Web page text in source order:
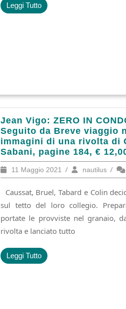
Leggi TuttoLeggi
Tutto
Jean Vigo: ZERO IN
Seguito da Breve viaggio
immagini di una rivolta di
Sabani, pagine 184, €
Jean
Vigo:
ZERO
IN
CONDOTTA.
Seguito
Breve
viaggio
nelle
immagini
di
una
rivolta
di
11 Maggio 2021
11
Maggio
2021
/ nautilusnautilus
/
Caussat, Bruel, Tabard e Colin
sul tetto del loro collegio.
portate le provviste nel granaio,
rivolta e lanciato tutto
Leggi TuttoLeggi
Tutto